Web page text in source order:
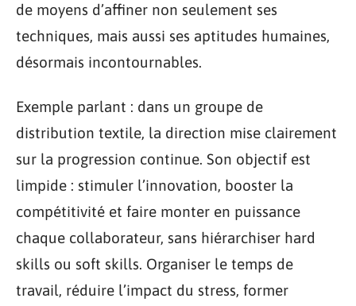
de moyens d’affiner non seulement ses
techniques, mais aussi ses aptitudes humaines,
désormais incontournables.
Exemple parlant : dans un groupe de
distribution textile, la direction mise clairement
sur la progression continue. Son objectif est
limpide : stimuler l’innovation, booster la
compétitivité et faire monter en puissance
chaque collaborateur, sans hiérarchiser hard
skills ou soft skills. Organiser le temps de
travail, réduire l’impact du stress, former